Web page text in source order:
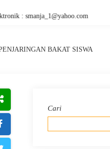
BAKAT SISWA
Cari